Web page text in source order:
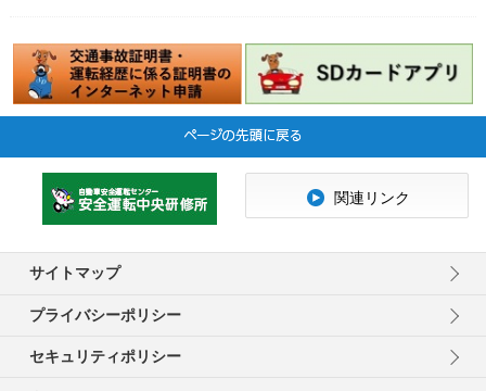
サイトマップ
プライバシーポリシー
セキュリティポリシー
関連リンク